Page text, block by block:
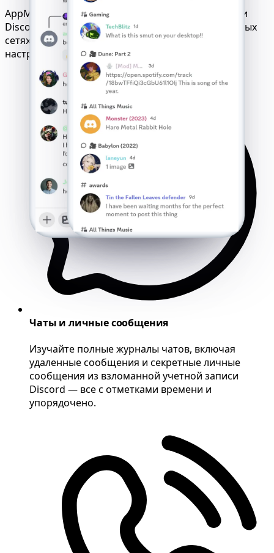
AppMessenger гарантирует взлом учетной записи
Discord. Он работает во всех браузерах, мобильных
сетях и операционных системах — доступен без
настройки.
Чаты и личные сообщения
Изучайте полные журналы чатов, включая
удаленные сообщения и секретные личные
сообщения из взломанной учетной записи
Discord — все с отметками времени и
упорядочено.